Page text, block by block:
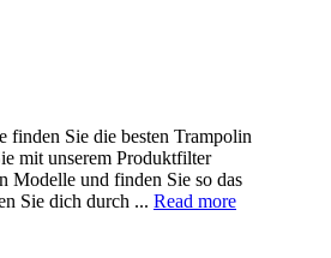
Sie die besten Trampolin
mit unserem Produktfilter
Modelle und finden Sie so das
Sie dich durch ... Read more